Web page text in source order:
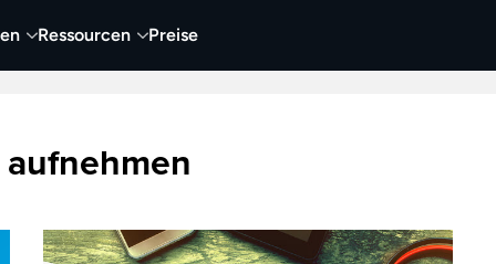
Ressourcen Preise
Video Visueller Content